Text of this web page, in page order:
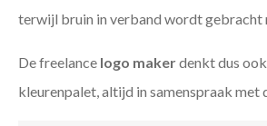
terwijl bruin in verband wordt gebracht
De freelance logo makerdenkt dus
kleurenpalet, altijd in samenspraak met